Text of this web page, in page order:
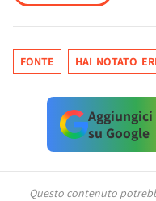
FONTE HAI NOTATO
su Google
Questo contenuto